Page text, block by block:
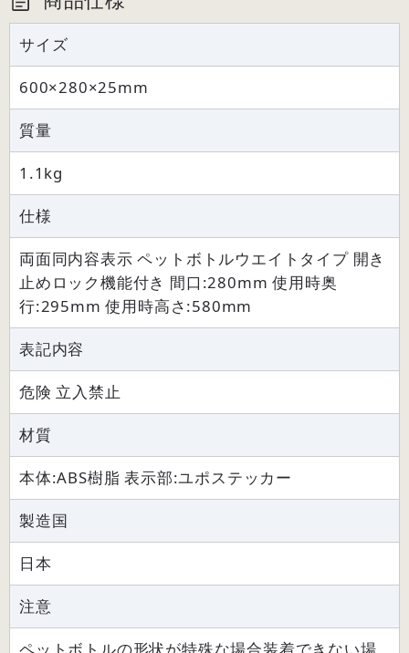
サイズ
600×280×25mm
質量
1.1kg
仕様
両面同内容表示 ペットボトルウエイトタイプ 開き
止めロック機能付き 間口:280mm 使用時奥
行:295mm 使用時高さ:580mm
表記内容
危険 立入禁止
材質
本体:ABS樹脂 表示部:ユポステッカー
製造国
日本
注意